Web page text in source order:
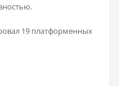
19 платформенных